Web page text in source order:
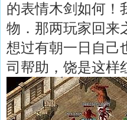
的表情木剑如何！
物．那两玩家回来
想过有朝一日自己
司帮助，饶是这样